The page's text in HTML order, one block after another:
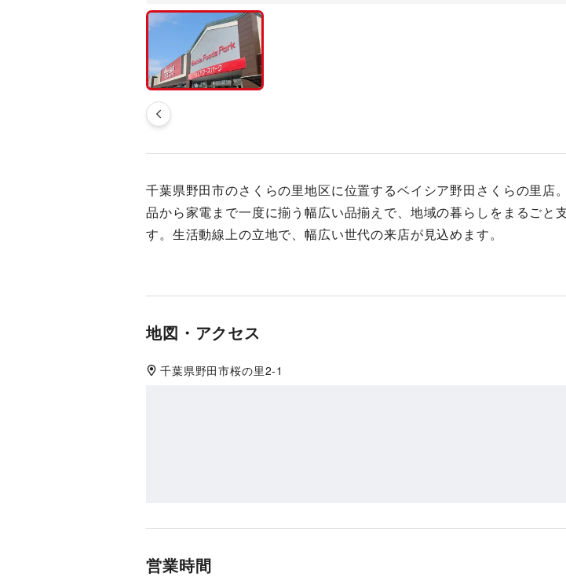
千葉県野田市のさくらの里地区に位置するベイシア野田さくらの里店
品から家電まで一度に揃う幅広い品揃えで、地域の暮らしをまるごと
す。生活動線上の立地で、幅広い世代の来店が見込めます。
地図・アクセス
千葉県野田市桜の里2-1
営業時間